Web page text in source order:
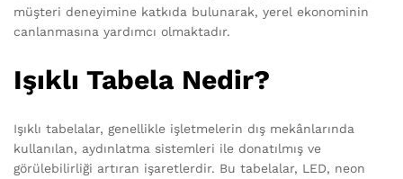
müşteri deneyimine katkıda bulunarak, yerel ekonominin
canlanmasına yardımcı olmaktadır.
Işıklı Tabela Nedir?
Işıklı tabelalar, genellikle işletmelerin dış mekânlarında
kullanılan, aydınlatma sistemleri ile donatılmış ve
görülebilirliği artıran işaretlerdir. Bu tabelalar, LED, neon